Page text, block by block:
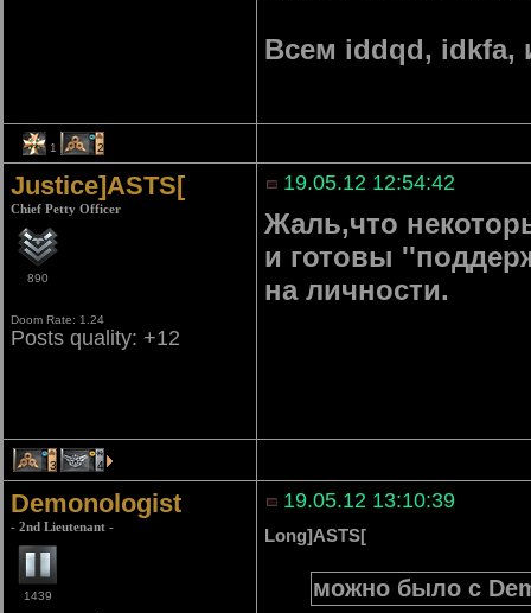
Всем iddqd, idkfa,
1 2
Justice]ASTS[
Chief Petty Officer
890
Doom Rate: 1.24
Posts quality: +12
19.05.12 12:54:42
Жаль,что
и готовы
на личности.
3 4
Demonologist
- 2nd Lieutenant -
1439
19.05.12 13:10:39
Long]ASTS[
можно было с